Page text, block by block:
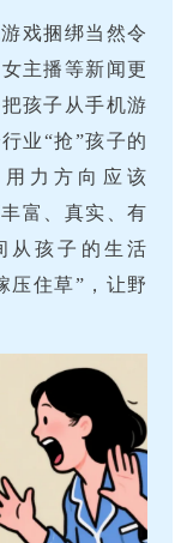
戏捆绑当然令
主播等新闻更
孩子从手机游
业“抢”孩子的
力方向应该
富、真实、有
从孩子的生活
压住草”，让野